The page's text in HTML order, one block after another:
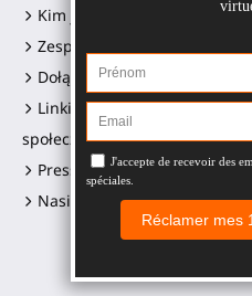
Kim jesteśmy?
Zespół
Dołącz do nas
Linki do mediów
społecznościowych
Press kit i loga
Nasi sprzedawcy